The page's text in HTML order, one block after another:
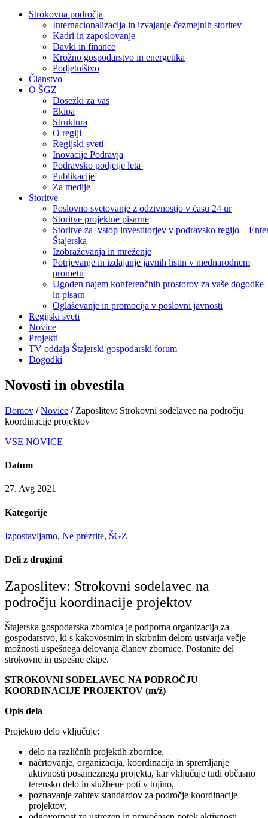
Strokovna področja
Internacionalizacija in izvajanje čezmejnih storitev
Kadri in zaposlovanje
Davki in finance
Krožno gospodarstvo in energetika
Podjetništvo
Članstvo
O ŠGZ
Dosežki za vas
Ekipa
Struktura
O regiji
Regijski sveti
Inovacije Podravja
Podravsko podjetje leta
Publikacije
Za medije
Storitve
Poslovno svetovanje z odzivnostjo v času 24 ur
Storitve projektne pisarne
Storitve za vstop investitorjev v podravsko regijo –
Štajerska
Izobraževanja in mreženje
Potrjevanje in izdajanje javnih listin v mednarodnem
prometu
Ugoden najem konferenčnih prostorov za vaše dogodke
in pisarn
Oglaševanje in promocija v poslovni javnosti
Regijski sveti
Novice
Projekti
TV oddaja Štajerski gospodarski forum
Dogodki
Novosti in obvestila
Domov / Novice / Zaposlitev: Strokovni sodelavec na področju
koordinacije projektov
VSE NOVICE
Datum
27. Avg 2021
Kategorije
Izpostavljamo, Ne prezrite, ŠGZ
Deli z drugimi
Zaposlitev: Strokovni sodelavec na
področju koordinacije projektov
Štajerska gospodarska zbornica je podporna organizacija za
gospodarstvo, ki s kakovostnim in skrbnim delom ustvarja večje
možnosti uspešnega delovanja članov zbornice. Postanite del
strokovne in uspešne ekipe.
STROKOVNI SODELAVEC NA PODROČJU
KOORDINACIJE PROJEKTOV (m/ž)
Opis dela
Projektno delo vključuje:
delo na različnih projektih zbornice,
načrtovanje, organizacija, koordinacija in spremljanje
aktivnosti posameznega projekta, kar vključuje tudi občasno
terensko delo in službene poti v tujino,
poznavanje zahtev standardov za področje koordinacije
projektov,